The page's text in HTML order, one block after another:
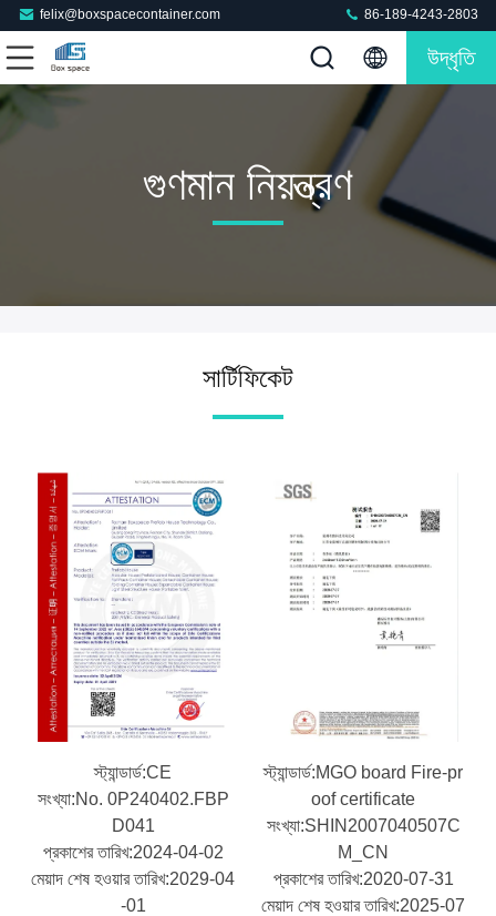
felix@boxspacecontainer.com 86-189-4243-2803
উদ্ধৃতি
গুণমান নিয়ন্ত্রণ
সার্টিফিকেট
স্ট্যান্ডার্ড:CE
সংখ্যা:No. 0P240402.FBP
D041
প্রকাশের তারিখ:2024-04-02
মেয়াদ শেষ হওয়ার তারিখ:2029-04
-01
স্ট্যান্ডার্ড:MGO board Fire-pr
oof certificate
সংখ্যা:SHIN2007040507C
M_CN
প্রকাশের তারিখ:2020-07-31
মেয়াদ শেষ হওয়ার তারিখ:2025-07